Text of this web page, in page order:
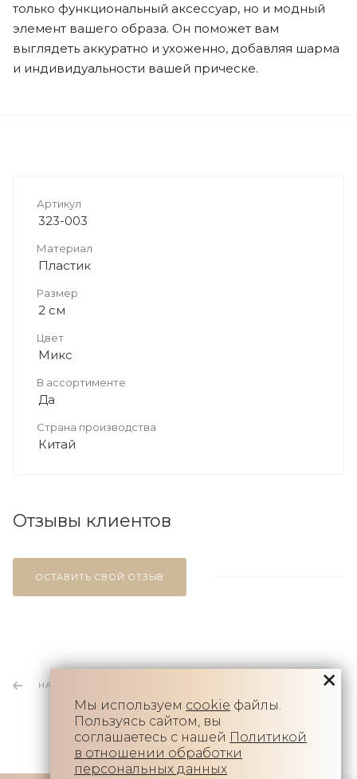
только функциональный аксессуар, но и модный
элемент вашего образа. Он поможет вам
выглядеть аккуратно и ухоженно, добавляя шарма
и индивидуальности вашей прическе.
Артикул
323-003
Материал
Пластик
Размер
2 см
Цвет
Микс
В ассортименте
Да
Страна производства
Китай
Отзывы клиентов
ОСТАВИТЬ СВОЙ ОТЗЫВ
НАЗАД К СПИСКУ
Мы используем cookie файлы.
Пользуясь сайтом, вы
соглашаетесь с нашей Политикой
в отношении обработки
персональных данных